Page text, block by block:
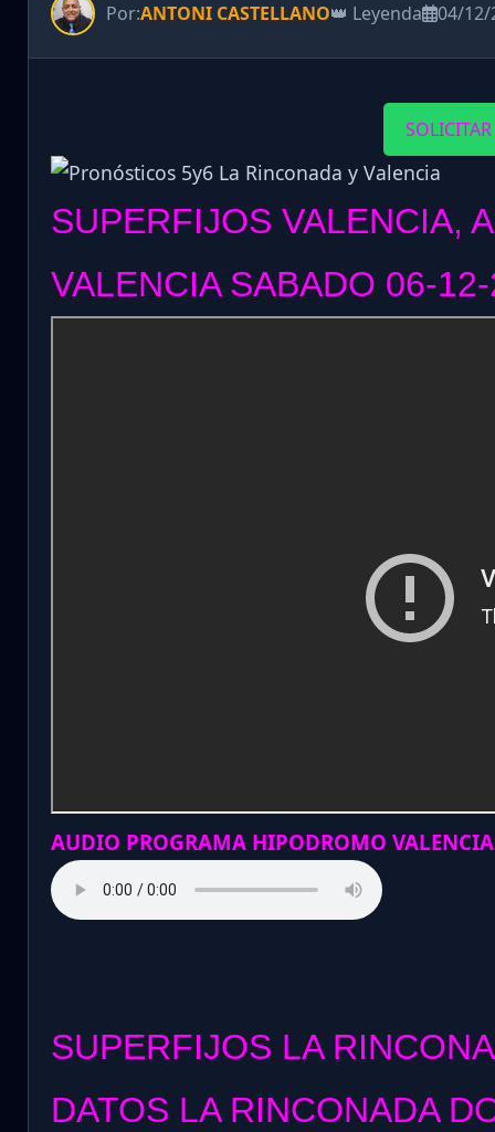
Por:ANTONI CASTELLANO👑 Leyenda 04/12/
SUPERFIJOS VALENCIA,
VALENCIA SABADO 06-
AUDIO PROGRAMA HIPODROMO
SUPERFIJOS LA
DATOS LA RINCONADA